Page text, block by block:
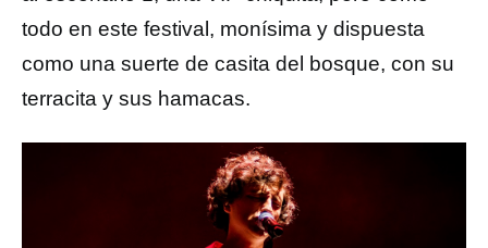
todo en este festival, monísima y dispuesta
como una suerte de casita del bosque, con su
terracita y sus hamacas.